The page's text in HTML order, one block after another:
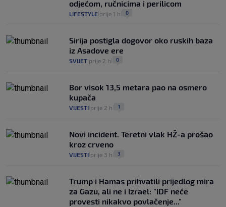
odjećom, ručnicima i perilicom
LIFESTYLE prije 1 h 0
Sirija postigla dogovor oko ruskih baza
iz Asadove ere
SVIJET prije 2 h 0
Bor visok 13,5 metara pao na osmero
kupača
VIJESTI prije 2 h 1
Novi incident. Teretni vlak HŽ-a prošao
kroz crveno
VIJESTI prije 3 h 3
Trump i Hamas prihvatili prijedlog mira
za Gazu, ali ne i Izrael: "IDF neće
provesti nikakvo povlačenje..."